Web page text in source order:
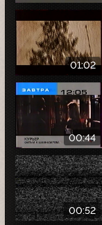
01:02
00:44
00:52